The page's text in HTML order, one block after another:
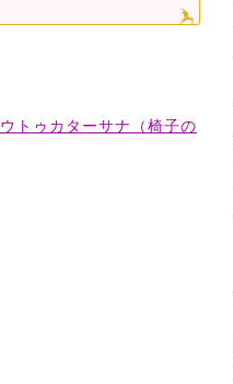
ウトゥカターサナ（椅子の